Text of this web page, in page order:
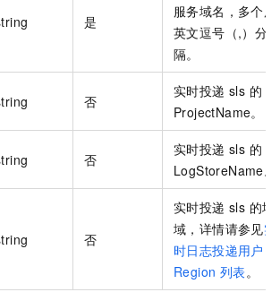
是
服务域名，多个用
英文逗号（,）分
隔。
否
实时投递 sls 的
ProjectName。
否
实时投递 sls 的
LogStoreName。
否
实时投递 sls 的地
域，详情请参见实
时日志投递用户
Region 列表 。